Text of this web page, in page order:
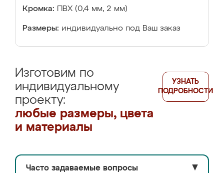
Кромка: ПВХ (0,4 мм, 2 мм)
Размеры: индивидуально под Ваш заказ
Изготовим по
индивидуальному
проекту:
любые размеры, цвета
и материалы
УЗНАТЬ
ПОДРОБНОСТИ
Часто задаваемые вопросы ▼